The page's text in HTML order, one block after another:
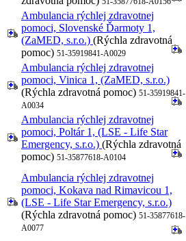
Ambulancia rýchlej zdravotnej
pomoci, Slovenské Ďarmoty 1,
(ZaMED, s.r.o.) (Rýchla zdravotná
pomoc) 51-35919841-A0029
Ambulancia rýchlej zdravotnej
pomoci, Vinica 1, (ZaMED, s.r.o.)
(Rýchla zdravotná pomoc) 51-35919841-
A0034
Ambulancia rýchlej zdravotnej
pomoci, Poltár 1, (LSE - Life Star
Emergency, s.r.o.) (Rýchla zdravotná
pomoc) 51-35877618-A0104
Ambulancia rýchlej zdravotnej
pomoci, Kokava nad Rimavicou 1,
(LSE - Life Star Emergency, s.r.o.)
(Rýchla zdravotná pomoc) 51-35877618-
A0077